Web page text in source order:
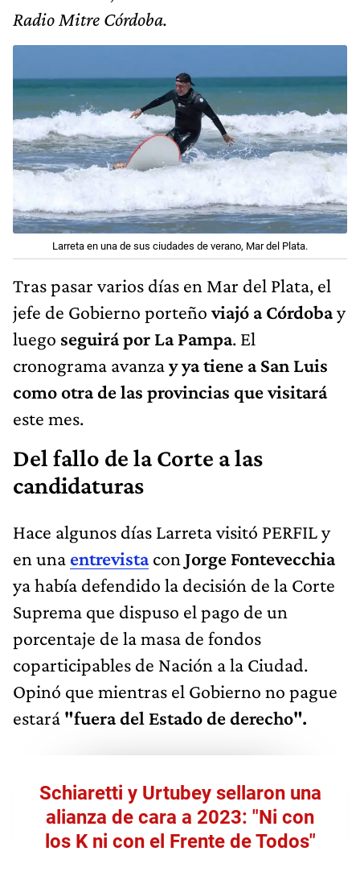
Radio Mitre Córdoba.
Larreta en una de sus ciudades de verano, Mar del Plata.
Tras pasar varios días en Mar del Plata, el
jefe de Gobierno porteñoviajó a Córdobay
luego seguirá por La Pampa. El
cronograma avanzay ya tiene a San Luis
como otra de las provincias que visitará
este mes.
Del fallo de la Corte a las
candidaturas
Hace algunos días Larreta visitó PERFIL y
en una entrevistacon Jorge Fontevecchia
ya había defendido la decisión de la Corte
Suprema que dispuso el pago de un
porcentaje de la masa de fondos
coparticipables de Nación a la Ciudad.
Opinó que mientras el Gobierno no pague
estará "fuera del Estado de derecho".
Schiaretti y Urtubey sellaron una
alianza de cara a 2023: "Ni con
los K ni con el Frente de Todos"